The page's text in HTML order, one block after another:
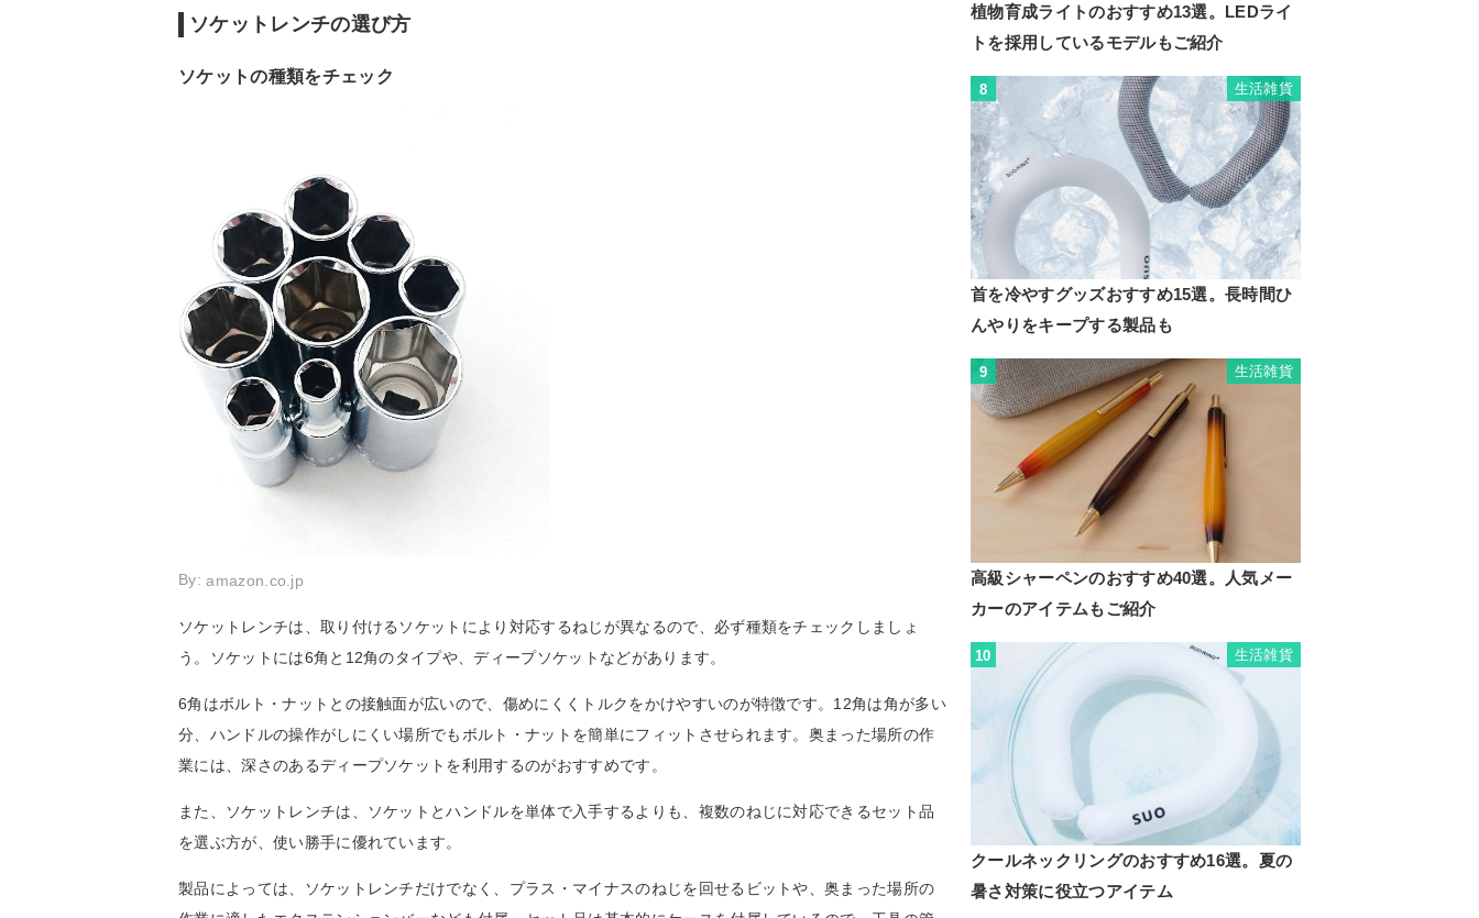
ソケットレンチの選び方
ソケットの種類をチェック
By:amazon.co.jp
ソケットレンチは、取り付けるソケットにより対応するねじが異なるので、必ず種類をチェックしましょ
う。ソケットには6角と12角のタイプや、ディープソケットなどがあります。
6角はボルト・ナットとの接触面が広いので、傷めにくくトルクをかけやすいのが特徴です。12角は角が多い
分、ハンドルの操作がしにくい場所でもボルト・ナットを簡単にフィットさせられます。奥まった場所の作
業には、深さのあるディープソケットを利用するのがおすすめです。
また、ソケットレンチは、ソケットとハンドルを単体で入手するよりも、複数のねじに対応できるセット品
を選ぶ方が、使い勝手に優れています。
製品によっては、ソケットレンチだけでなく、プラス・マイナスのねじを回せるビットや、奥まった場所の
植物育成ライトのおすすめ13選。LEDライ
トを採用しているモデルもご紹介
8 生活雑貨
首を冷やすグッズおすすめ15選。長時間ひ
んやりをキープする製品も
9 生活雑貨
高級シャーペンのおすすめ40選。人気メー
カーのアイテムもご紹介
10 生活雑貨
クールネックリングのおすすめ16選。夏の
暑さ対策に役立つアイテム